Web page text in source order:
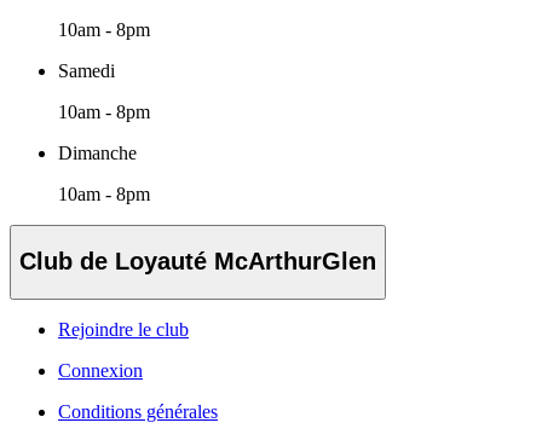
10am - 8pm
Samedi
10am - 8pm
Dimanche
10am - 8pm
Club de Loyauté McArthurGlen
Rejoindre le club
Connexion
Conditions générales